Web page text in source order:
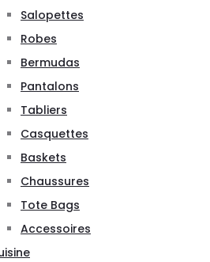
Salopettes
Robes
Bermudas
Pantalons
Tabliers
Casquettes
Baskets
Chaussures
Tote Bags
Accessoires